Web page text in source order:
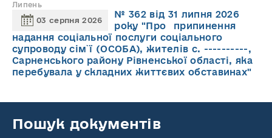
Липень
03 серпня 2026
№ 362 від 31 липня 2026
року "Про припинення
надання соціальної послуги соціального
супроводу cім`ї (ОСОБА), жителів с. ----------,
Сарненського району Рівненської області, яка
перебувала у складних життєвих обставинах"
Пошук документів